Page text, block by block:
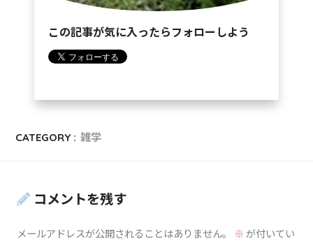
この記事が気に入ったらフォローしよう
CATEGORY : 雑学
コメントを残す
メールアドレスが公開されることはありません。 ※が付いてい